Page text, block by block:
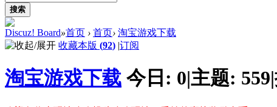
搜索
Discuz! Board»首页 › 首页› 淘宝游戏下载
收藏本版 (92) |订阅
淘宝游戏下载 今日: 0|主题: 559|